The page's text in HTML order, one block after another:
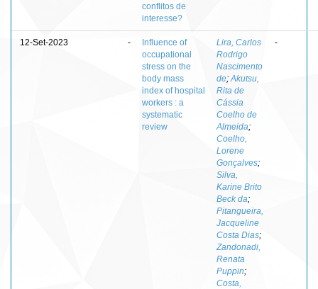
conflitos de
interesse?
12-Set-2023 -
Influence of
occupational
stress on the
body mass
index of hospital
workers : a
systematic
review
Lira, Carlos
Rodrigo
Nascimento
de; Akutsu,
Rita de
Cássia
Coelho de
Almeida;
Coelho,
Lorene
Gonçalves;
Silva,
Karine Brito
Beck da;
Pitangueira,
Jacqueline
Costa Dias;
Zandonadi,
Renata
Puppin;
Costa,
-